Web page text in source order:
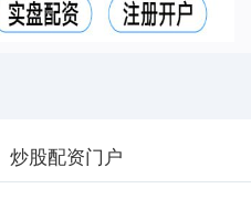
炒股配资门户